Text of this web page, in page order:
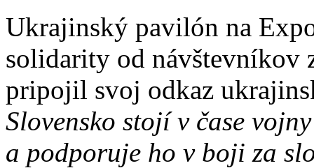
Ukrajinský pavilón na
solidarity od návštevníkov
pripojil svoj odkaz
Slovensko stojí v čase
a podporuje ho v boji za